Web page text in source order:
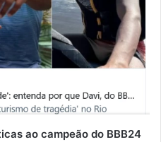
ao campeão do BBB24